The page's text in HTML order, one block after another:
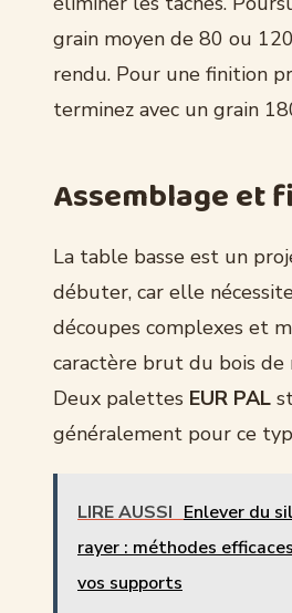
grain moyen de 80 ou
rendu. Pour une finition
terminez avec un grain
Assemblage et
La table basse est un
débuter, car elle
découpes complexes et
caractère brut du bois de
Deux palettes EUR PAL
généralement pour ce
LIRE AUSSI Enlever du
rayer : méthodes
vos supports